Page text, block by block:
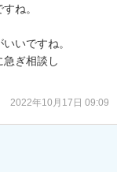
ね。
いですね。
ぎ相談し
2022年10月17日 09:09